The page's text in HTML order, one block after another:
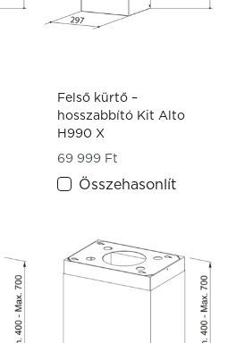
Felső kürtő –
hosszabbító Kit Alto
H990 X
69 999 Ft
Összehasonlít